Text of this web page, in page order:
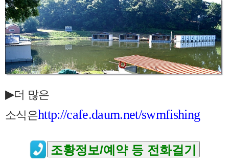
▶더 많은
소식은http://cafe.daum.net/swmfishing